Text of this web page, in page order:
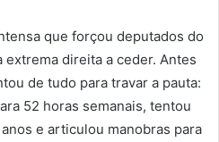
que forçou deputados do
extrema direita a ceder. Antes
de tudo para travar a pauta:
52 horas semanais, tentou
e articulou manobras para